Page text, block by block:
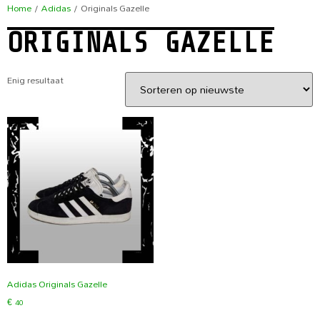
Home/Adidas/ Originals Gazelle
ORIGINALS GAZELLE
Enig resultaat
Adidas Originals Gazelle
€40